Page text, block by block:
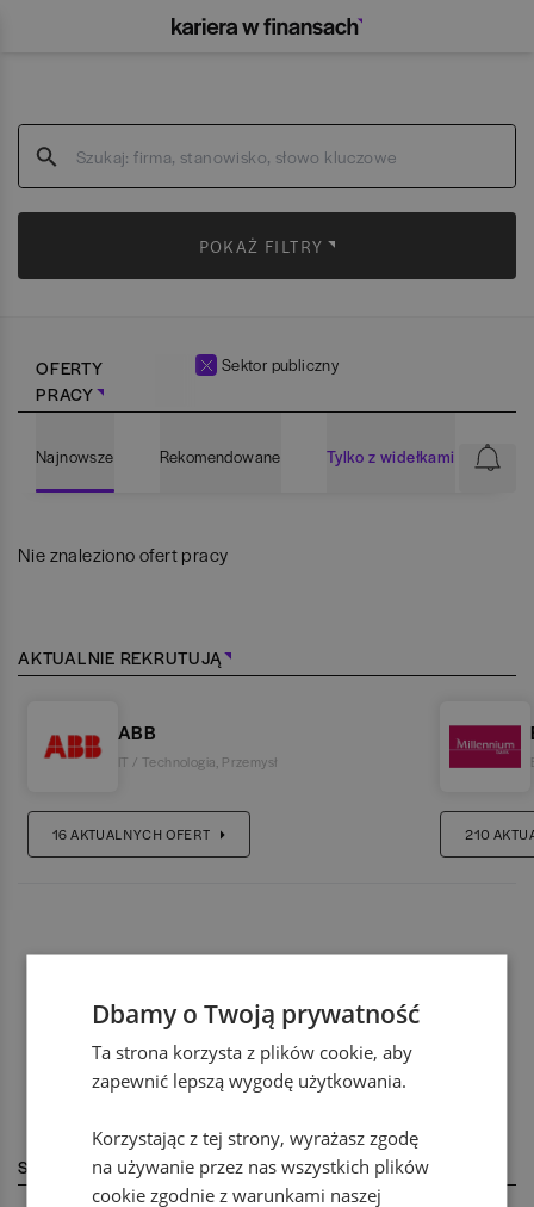
POKAŻ FILTRY
OFERTY
PRACY
Sektor publiczny
Najnowsze Rekomendowane Tylko z widełkami
Nie znaleziono ofert pracy
AKTUALNIE REKRUTUJĄ
ABB
IT / Technologia Przemysł
16AKTUALNYCH OFERT 210
STREFA EKSPERTA
Dbamy o Twoją prywatność
Ta strona korzysta z plików cookie, aby
zapewnić lepszą wygodę użytkowania.
Korzystając z tej strony, wyrażasz zgodę
na używanie przez nas wszystkich plików
cookie zgodnie z warunkami naszej